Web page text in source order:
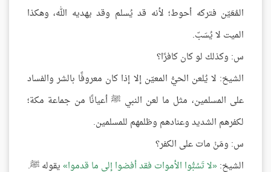
المُعَيّن فتركه أحوط؛ لأنه قد يُسلم وقد يهديه الله، وهكذا
الميت لا يُسَبّ.
س: وكذلك لو كان كافرًا؟
الشيخ: لا يُلعن الحيُّ المعيّن إلا إذا كان معروفًا بالشر والفساد
على المسلمين، مثل ما لعن النبي ﷺ أعيانًا من جماعة مكة؛
لكفرهم الشديد وعنادهم وظلمهم للمسلمين.
س: ومَنْ مات على الكفر؟
الشيخ: لا تَسُبُّوا الأموات فقد أفضوا إلى ما قدموا يقوله ﷺ.